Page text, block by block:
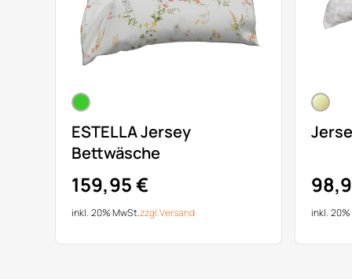
ESTELLA Jersey
Bettwäsche
159,95 €
inkl. 20% MwSt.zzgl.Versand inkl.